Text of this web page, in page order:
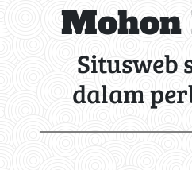
Mohon
Situsweb
dalam